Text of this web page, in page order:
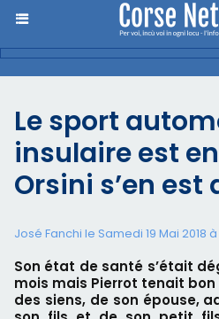
Le sport
insulaire est
Orsini s’en est
José Fanchi le Samedi 19 Mai 2018
Son état de santé s’était
mois mais Pierrot tenait
des siens, de son épouse,